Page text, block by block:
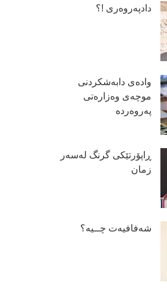
دادپەروەری !؟
وادەی دابەشكردنی
موچەی وەزارەتی
پەروەردە
ڕاپۆرتێكی گرنگ لەسەر
زمان
شەفافیەت چــیە؟